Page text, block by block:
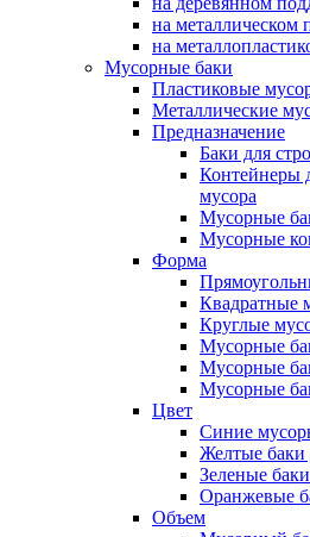
на металлическом
на
Мусорные баки
Пластиковые
Металлические
Предназначение
Баки для
Контейнеры
мусора
Мусорные
Мусорные
Форма
Квадратные
Круглые
Мусорные
Мусорные
Мусорные
Цвет
Синие
Желтые баки
Зеленые
Оранжевые
Объем